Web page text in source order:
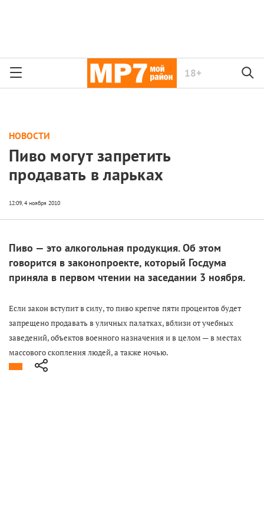
18+
НОВОСТИ
Пиво могут запретить
продавать в ларьках
Пиво — это алкогольная продукция. Об этом
говорится в законопроекте, который Госдума
приняла в первом чтении на заседании 3 ноября.
Если закон вступит в силу, то пиво крепче пяти процентов будет
запрещено продавать в уличных палатках, вблизи от учебных
заведений, объектов военного назначения и в целом — в местах
массового скопления людей, а также ночью.